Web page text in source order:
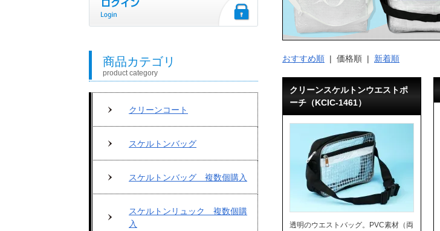
おすすめ順 | 価格順 | 新着順
クリーンスケルトンウエストポ
ーチ（KCIC-1461）
透明のウエストバッグ。PVC素材（両
商品カテゴリ
product category
クリーンコート
スケルトンバッグ
スケルトンバッグ 複数個購入
スケルトンリュック 複数個購
入